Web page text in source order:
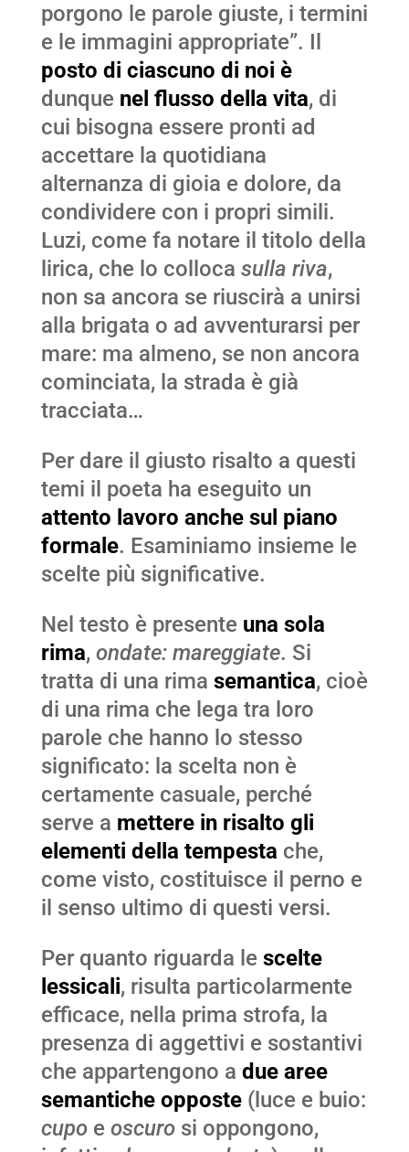
porgono le parole giuste, i termini
e le immagini appropriate”. Il
posto di ciascuno di noi è
dunque nel flusso della vita, di
cui bisogna essere pronti ad
accettare la quotidiana
alternanza di gioia e dolore, da
condividere con i propri simili.
Luzi, come fa notare il titolo della
lirica, che lo colloca sulla riva,
non sa ancora se riuscirà a unirsi
alla brigata o ad avventurarsi per
mare: ma almeno, se non ancora
cominciata, la strada è già
tracciata…
Per dare il giusto risalto a questi
temi il poeta ha eseguito un
attento lavoro anche sul piano
formale. Esaminiamo insieme le
scelte più significative.
Nel testo è presente una sola
rima, ondate: mareggiate. Si
tratta di una rima semantica, cioè
di una rima che lega tra loro
parole che hanno lo stesso
significato: la scelta non è
certamente casuale, perché
serve a mettere in risalto gli
elementi della tempesta che,
come visto, costituisce il perno e
il senso ultimo di questi versi.
Per quanto riguarda le scelte
lessicali, risulta particolarmente
efficace, nella prima strofa, la
presenza di aggettivi e sostantivi
che appartengono a due aree
semantiche opposte (luce e buio:
cupoe oscurosi oppongono,